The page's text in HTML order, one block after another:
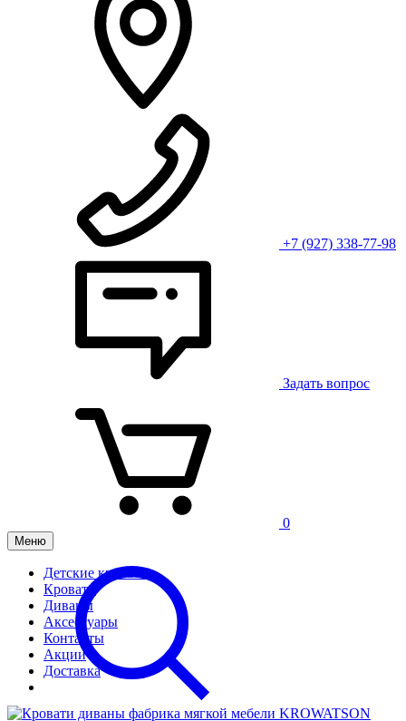
+7 (927) 338-77-98
Задать вопрос
0
Меню
Детские кровати
Кровати
Диваны
Аксессуары
Контакты
Акции
Доставка